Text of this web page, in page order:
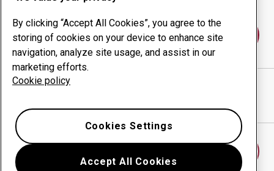
Fale conosco
BERKENHOFF GMBH
By clicking “Accept All Cookies”, you agree to the
storing of cookies on your device to enhance site
navigation, analyze site usage, and assist in our
marketing efforts.
Cookie policy
Accept All Cookies
Cookies Settings